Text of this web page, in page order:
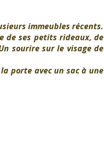
immeubles récents.
de ses petits rideaux, de
sourire sur le visage de
porte avec un sac à une